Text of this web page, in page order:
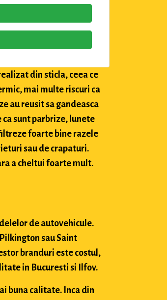
din sticla, ceea ce
mai multe riscuri ca
au reusit sa gandeasca
sunt parbrize, lunete
foarte bine razele
sau de crapaturi.
a cheltui foarte mult.
de autovehicule.
sau Saint
branduri este costul,
in Bucuresti si Ilfov.
buna calitate. Inca din